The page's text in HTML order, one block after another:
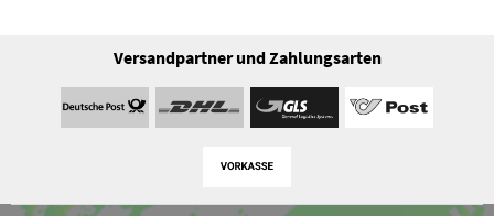
Versandpartner und Zahlungsarten